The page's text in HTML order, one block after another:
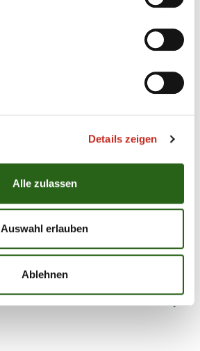
Details zeigen
Alle zulassen
Auswahl erlauben
Ablehnen
im Finale!
Füchse Berlin konnte das
bei GWD Minden mit 38:28
Nach dem 28:28 im Hinspiel steht
Meisterschaft. Trotz der
gegen Mex Raguse und Erik
...